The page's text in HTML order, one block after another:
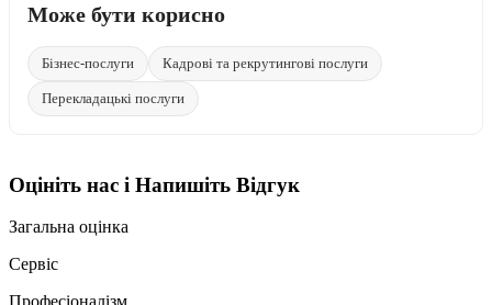
Може бути корисно
Бізнес-послуги Кадрові та рекрутингові послуги
Перекладацькі послуги
Оцініть нас і Напишіть Відгук
Загальна оцінка
Сервіс